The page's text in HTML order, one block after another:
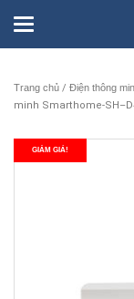
Trang chủ / Điện thông
minh Smarthome-
GIẢM GIÁ!